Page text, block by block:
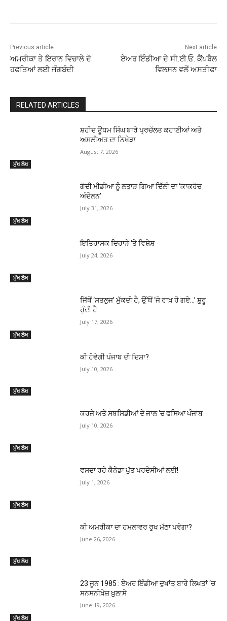
Previous article
ਅਮਰੀਕਾ ਤੇ ਇਰਾਨ ਵਿਚਾਲੇ ਦੋ
ਹਫਤਿਆਂ ਲਈ ਜੰਗਬੰਦੀ
Next article
ਏਅਰ ਇੰਡੀਆ ਦੇ ਸੀ.ਈ.ਓ. ਕੈਂਪਬੈਲ
ਵਿਲਸਨ ਵਲੋਂ ਅਸਤੀਫਾ
RELATED ARTICLES
ਮੁੱਖ ਲੇਖ
ਸ਼ਹੀਦ ਊਧਮ ਸਿੰਘ ਬਾਰੇ ਪ੍ਰਚੱਲਤ ਕਹਾਣੀਆਂ ਅਤੇ
ਅਸਲੀਅਤ ਦਾ ਨਿਖੇੜਾ
August 7, 2026
ਮੁੱਖ ਲੇਖ
ਗੋਦੀ ਮੀਡੀਆ ਨੂੰ ਲਤਾੜ ਗਿਆ ਦਿੱਲੀ ਦਾ ‘ਕਾਕਰੋਚ
ਅੰਦੋਲਨ’
July 31, 2026
ਮੁੱਖ ਲੇਖ
ਇਤਿਹਾਸਕ ਦਿਹਾੜੇ ‘ਤੇ ਵਿਸ਼ੇਸ਼
July 24, 2026
ਮੁੱਖ ਲੇਖ
ਜਿੱਥੋਂ ‘ਸਤਲੁਜ’ ਮੁੱਕਦੀ ਹੈ, ਉੱਥੋਂ ‘ਜੋ ਰਾਖ਼ ਹੋ ਗਏ…’ ਸ਼ੁਰੂ
ਹੁੰਦੀ ਹੈ
July 17, 2026
ਮੁੱਖ ਲੇਖ
ਕੀ ਹੋਵੇਗੀ ਪੰਜਾਬ ਦੀ ਦਿਸ਼ਾ?
July 10, 2026
ਮੁੱਖ ਲੇਖ
ਕਰਜ਼ੇ ਅਤੇ ਸਬਸਿਡੀਆਂ ਦੇ ਜਾਲ ‘ਚ ਫਸਿਆ ਪੰਜਾਬ
July 10, 2026
ਮੁੱਖ ਲੇਖ
ਵਸਦਾ ਰਹੇ ਕੈਨੇਡਾ ਪੁੱਤ ਪਰਦੇਸੀਆਂ ਲਈ!
July 1, 2026
ਮੁੱਖ ਲੇਖ
ਕੀ ਅਮਰੀਕਾ ਦਾ ਹਮਲਾਵਰ ਰੁਖ ਮੱਠਾ ਪਵੇਗਾ?
June 26, 2026
ਮੁੱਖ ਲੇਖ
23 ਜੂਨ 1985 : ਏਅਰ ਇੰਡੀਆ ਦੁਖਾਂਤ ਬਾਰੇ ਲਿਖਤਾਂ ‘ਚ
ਸਨਸਨੀਖ਼ੇਜ਼ ਖ਼ੁਲਾਸੇ
June 19, 2026